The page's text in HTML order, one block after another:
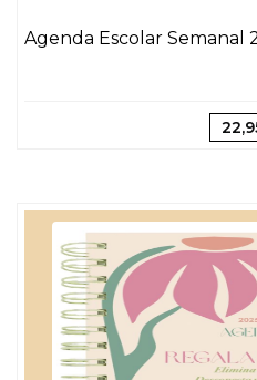
Agenda Escolar Semanal